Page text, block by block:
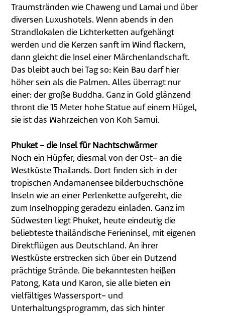
Traumstränden wie Chaweng und Lamai und über
diversen Luxushotels. Wenn abends in den
Strandlokalen die Lichterketten aufgehängt
werden und die Kerzen sanft im Wind flackern,
dann gleicht die Insel einer Märchenlandschaft.
Das bleibt auch bei Tag so: Kein Bau darf hier
höher sein als die Palmen. Alles überragt nur
einer: der große Buddha. Ganz in Gold glänzend
thront die 15 Meter hohe Statue auf einem Hügel,
sie ist das Wahrzeichen von Koh Samui.
Phuket - die Insel für Nachtschwärmer
Noch ein Hüpfer, diesmal von der Ost- an die
Westküste Thailands. Dort finden sich in der
tropischen Andamanensee bilderbuchschöne
Inseln wie an einer Perlenkette aufgereiht, die
zum Inselhopping geradezu einladen. Ganz im
Südwesten liegt Phuket, heute eindeutig die
beliebteste thailändische Ferieninsel, mit eigenen
Direktflügen aus Deutschland. An ihrer
Westküste erstrecken sich über ein Dutzend
prächtige Strände. Die bekanntesten heißen
Patong, Kata und Karon, sie alle bieten ein
vielfältiges Wassersport- und
Unterhaltungsprogramm, das sich hinter